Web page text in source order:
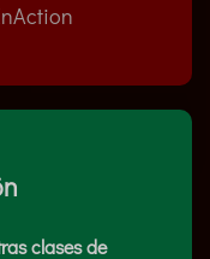
clases de